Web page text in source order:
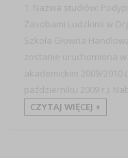
1. Nazwa studiów:
Zasobami Ludzkimi w
Szkoła Głowna
zostanie uruchomiona
akademickim 2009/2010
październiku 2009 r.).
CZYTAJ WIĘCEJ +